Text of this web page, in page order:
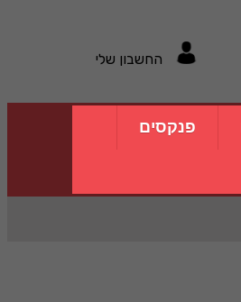
החשבון שלי
פנקסים